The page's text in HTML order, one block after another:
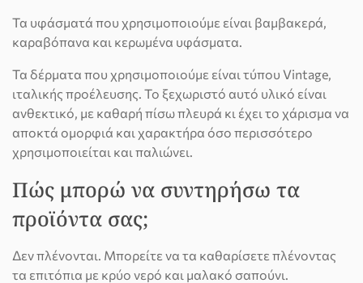
Τα υφάσματά που χρησιμοποιούμε είναι βαμβακερά,
καραβόπανα και κερωμένα υφάσματα.
Τα δέρματα που χρησιμοποιούμε είναι τύπου Vintage,
ιταλικής προέλευσης. Το ξεχωριστό αυτό υλικό είναι
ανθεκτικό, με καθαρή πίσω πλευρά κι έχει το χάρισμα να
αποκτά ομορφιά και χαρακτήρα όσο περισσότερο
χρησιμοποιείται και παλιώνει.
Πώς μπορώ να συντηρήσω τα
προϊόντα σας;
Δεν πλένονται. Μπορείτε να τα καθαρίσετε πλένοντας
τα επιτόπια με κρύο νερό και μαλακό σαπούνι.